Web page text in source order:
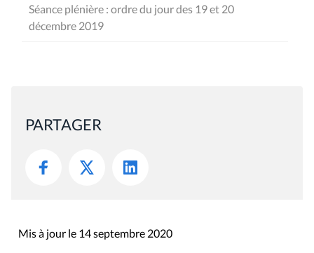
Séance plénière : ordre du jour des 19 et 20
décembre 2019
PARTAGER
Mis à jour le 14 septembre 2020